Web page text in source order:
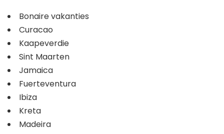
Bonaire vakanties
Curacao
Kaapeverdie
Sint Maarten
Jamaica
Fuerteventura
Ibiza
Kreta
Madeira